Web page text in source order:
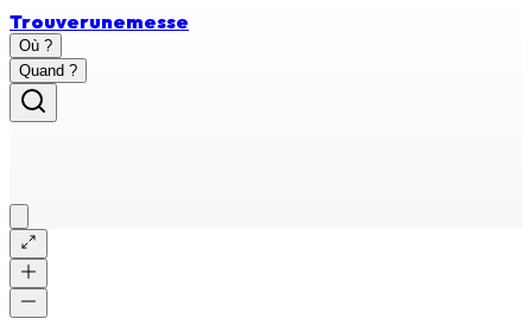
Trouverunemesse
Où ?
Quand ?